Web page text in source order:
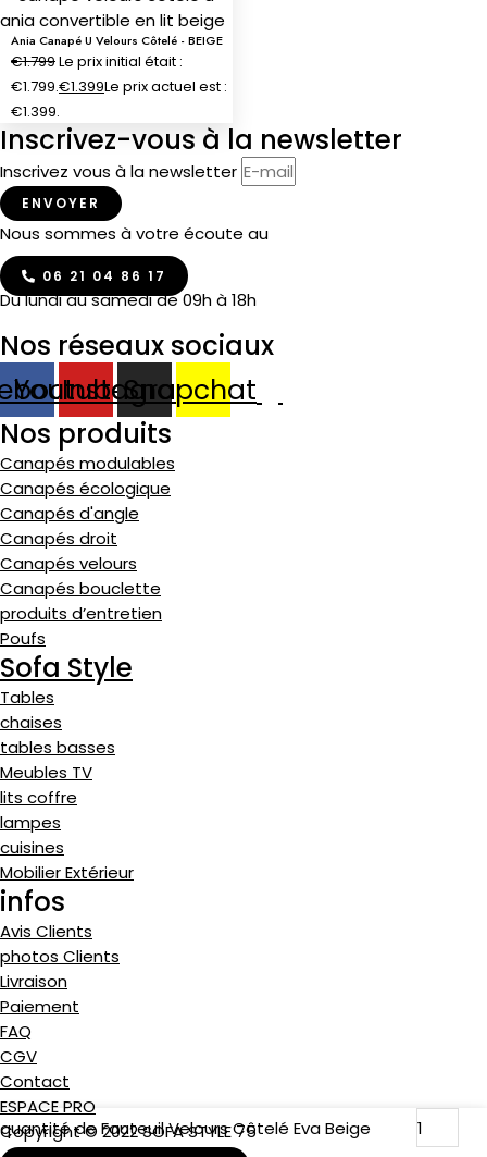
Ania Canapé U Velours Côtelé - BEIGE
€1.799Le prix initial était :
€1.799.€1.399Le prix actuel est :
€1.399.
Inscrivez-vous à la newsletter
Inscrivez vous à la newsletter
ENVOYER
Nous sommes à votre écoute au
06 21 04 86 17
Du lundi au samedi de 09h à 18h
Nos réseaux sociaux
Youtube
Instagram
Snapchat
Nos produits
Canapés modulables
Canapés écologique
Canapés d'angle
Canapés droit
Canapés velours
Canapés bouclette
produits d’entretien
Poufs
Sofa Style
Tables
chaises
tables basses
Meubles TV
lits coffre
lampes
cuisines
Mobilier Extérieur
infos
Avis Clients
photos Clients
Livraison
Paiement
FAQ
CGV
Contact
ESPACE PRO
Copyright © 2022 SOFA STYLE 75
quantité de Fauteuil Velours Côtelé Eva Beige